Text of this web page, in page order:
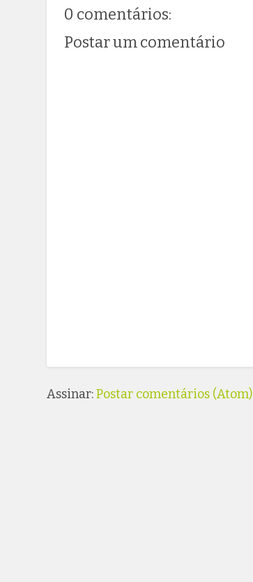
0 comentários:
Postar um comentário
Assinar:Postar comentários (Atom)